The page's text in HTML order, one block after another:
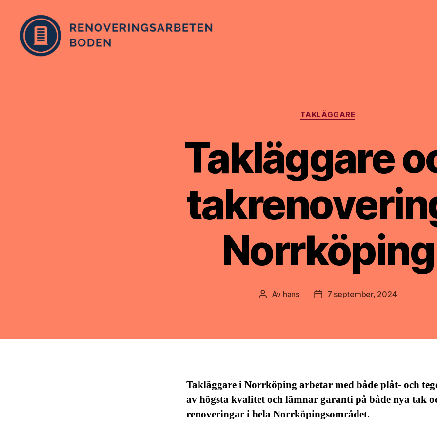
Kategorier
TAKLÄGGARE
Takläggare
Norrköping
Inläggsförfattare
Av hans Inläggsdatum
7 september, 2024
Takläggare i Norrköping arbetar med både plåt- och
av högsta kvalitet och lämnar garanti på både nya tak
renoveringar i hela Norrköpingsområdet.